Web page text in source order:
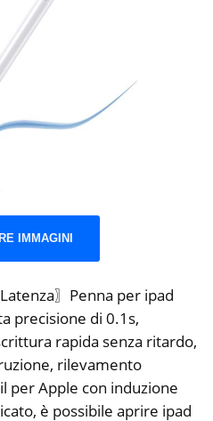
IMMAGINI
〗Penna per ipad
precisione di 0.1s,
rapida senza ritardo,
rilevamento
per Apple con induzione
è possibile aprire ipad